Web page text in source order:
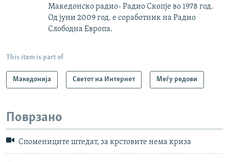
Македонско радио- Радио Скопје во 1978 год.
Од јуни 2009 год. е соработник на Радио
Слободна Европа.
This item is part of
Македонија Светот на Интернет Меѓу редови
Поврзано
Спомениците штедат, за крстовите нема криза